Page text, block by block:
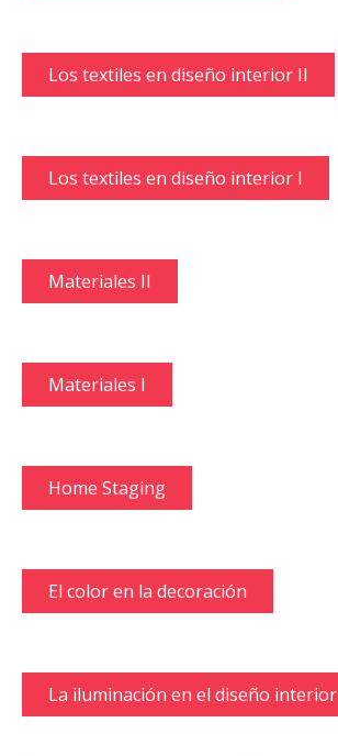
Los textiles en diseño interior II
Los textiles en diseño interior I
Materiales II
Materiales I
Home Staging
El color en la decoración
La iluminación en el diseño interior